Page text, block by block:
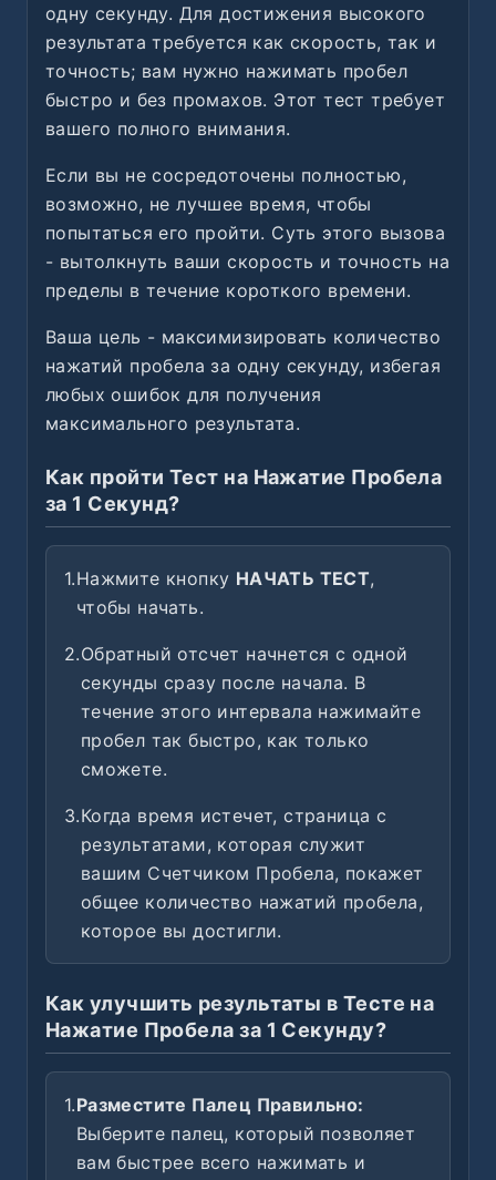
одну секунду. Для достижения высокого
результата требуется как скорость, так и
точность; вам нужно нажимать пробел
быстро и без промахов. Этот тест требует
вашего полного внимания.
Если вы не сосредоточены полностью,
возможно, не лучшее время, чтобы
попытаться его пройти. Суть этого вызова
- вытолкнуть ваши скорость и точность на
пределы в течение короткого времени.
Ваша цель - максимизировать количество
нажатий пробела за одну секунду, избегая
любых ошибок для получения
максимального результата.
Как пройти Тест на Нажатие Пробела
за 1 Секунд?
1.Нажмите кнопку НАЧАТЬ ТЕСТ,
чтобы начать.
2.Обратный отсчет начнется с одной
секунды сразу после начала. В
течение этого интервала нажимайте
пробел так быстро, как только
сможете.
3.Когда время истечет, страница с
результатами, которая служит
вашим Счетчиком Пробела, покажет
общее количество нажатий пробела,
которое вы достигли.
Как улучшить результаты в Тесте на
Нажатие Пробела за 1 Секунду?
1.Разместите Палец Правильно:
Выберите палец, который позволяет
вам быстрее всего нажимать и